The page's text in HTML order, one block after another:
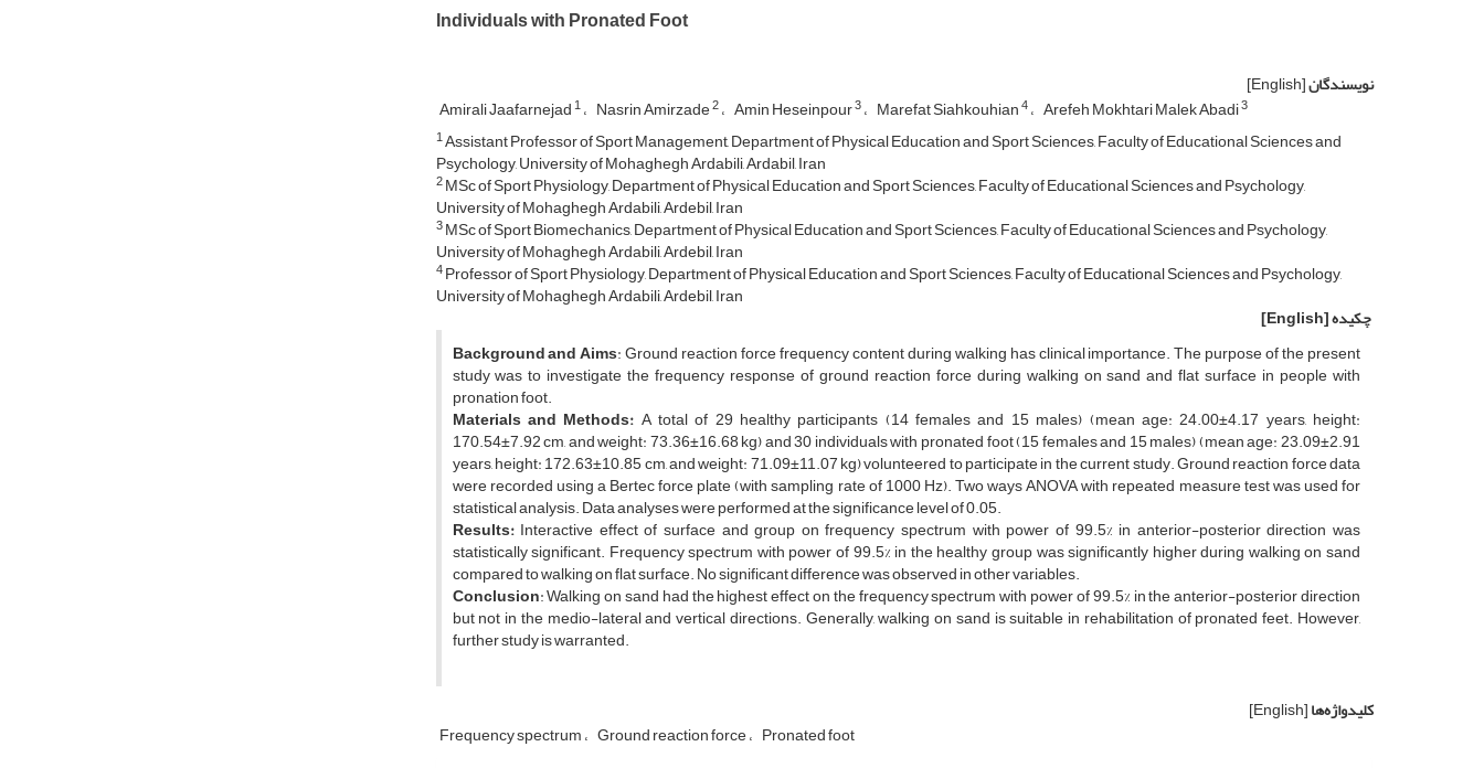
Individuals with Pronated Foot
نویسندگان[English]
Amirali Jaafarnejad1 Nasrin Amirzade2 Amin Heseinpour3 Marefat Siahkouhian4 Arefeh Mokhtari Malek Abadi3
1Assistant Professor of Sport Management, Department of Physical Education and Sport Sciences, Faculty of Educational Sciences and
Psychology, University of Mohaghegh Ardabili, Ardabil, Iran
2MSc of Sport Physiology, Department of Physical Education and Sport Sciences, Faculty of Educational Sciences and Psychology,
University of Mohaghegh Ardabili, Ardebil, Iran
3MSc of Sport Biomechanics, Department of Physical Education and Sport Sciences, Faculty of Educational Sciences and Psychology,
University of Mohaghegh Ardabili, Ardebil, Iran
4Professor of Sport Physiology, Department of Physical Education and Sport Sciences, Faculty of Educational Sciences and Psychology,
University of Mohaghegh Ardabili, Ardebil, Iran
چکیده[English]
Background and Aims: Ground reaction force frequency content during walking has clinical importance. The purpose of the present
study was to investigate the frequency response of ground reaction force during walking on sand and flat surface in people with
pronation foot.
Materials and Methods: A total of 29 healthy participants (14 females and 15 males) (mean age: 24.00±4.17 years, height:
170.54±7.92 cm, and weight: 73.36±16.68 kg) and 30 individuals with pronated foot (15 females and 15 males) (mean age: 23.09±2.91
years, height: 172.63±10.85 cm, and weight: 71.09±11.07 kg) volunteered to participate in the current study. Ground reaction force data
were recorded using a Bertec force plate (with sampling rate of 1000 Hz). Two ways ANOVA with repeated measure test was used for
statistical analysis. Data analyses were performed at the significance level of 0.05.
Results: Interactive effect of surface and group on frequency spectrum with power of 99.5% in anterior-posterior direction was
statistically significant. Frequency spectrum with power of 99.5% in the healthy group was significantly higher during walking on sand
compared to walking on flat surface. No significant difference was observed in other variables.
Conclusion: Walking on sand had the highest effect on the frequency spectrum with power of 99.5% in the anterior-posterior direction
but not in the medio-lateral and vertical directions. Generally, walking on sand is suitable in rehabilitation of pronated feet. However,
further study is warranted.
کلیدواژه‌ها[English]
Frequency spectrum Ground reaction force Pronated foot